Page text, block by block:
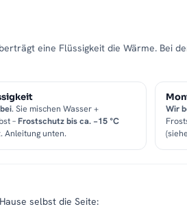
eine Flüssigkeit die Wärme. Bei
. Sie mischen Wasser +
–Frostschutz bis ca. −15 °C
Anleitung unten.
Wir
selbst die Seite: